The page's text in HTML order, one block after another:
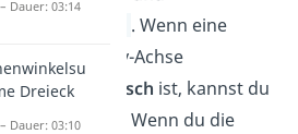
. Wenn eine
an der y-Achse
ist, kannst du
dort spiegeln. Wenn du die
Dauer: 03:14
Dreieck
Dauer: 03:10